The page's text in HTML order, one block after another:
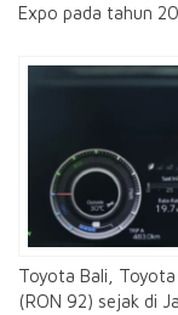
Expo pada tahun
Toyota Bali, Toyota
(RON 92) sejak di